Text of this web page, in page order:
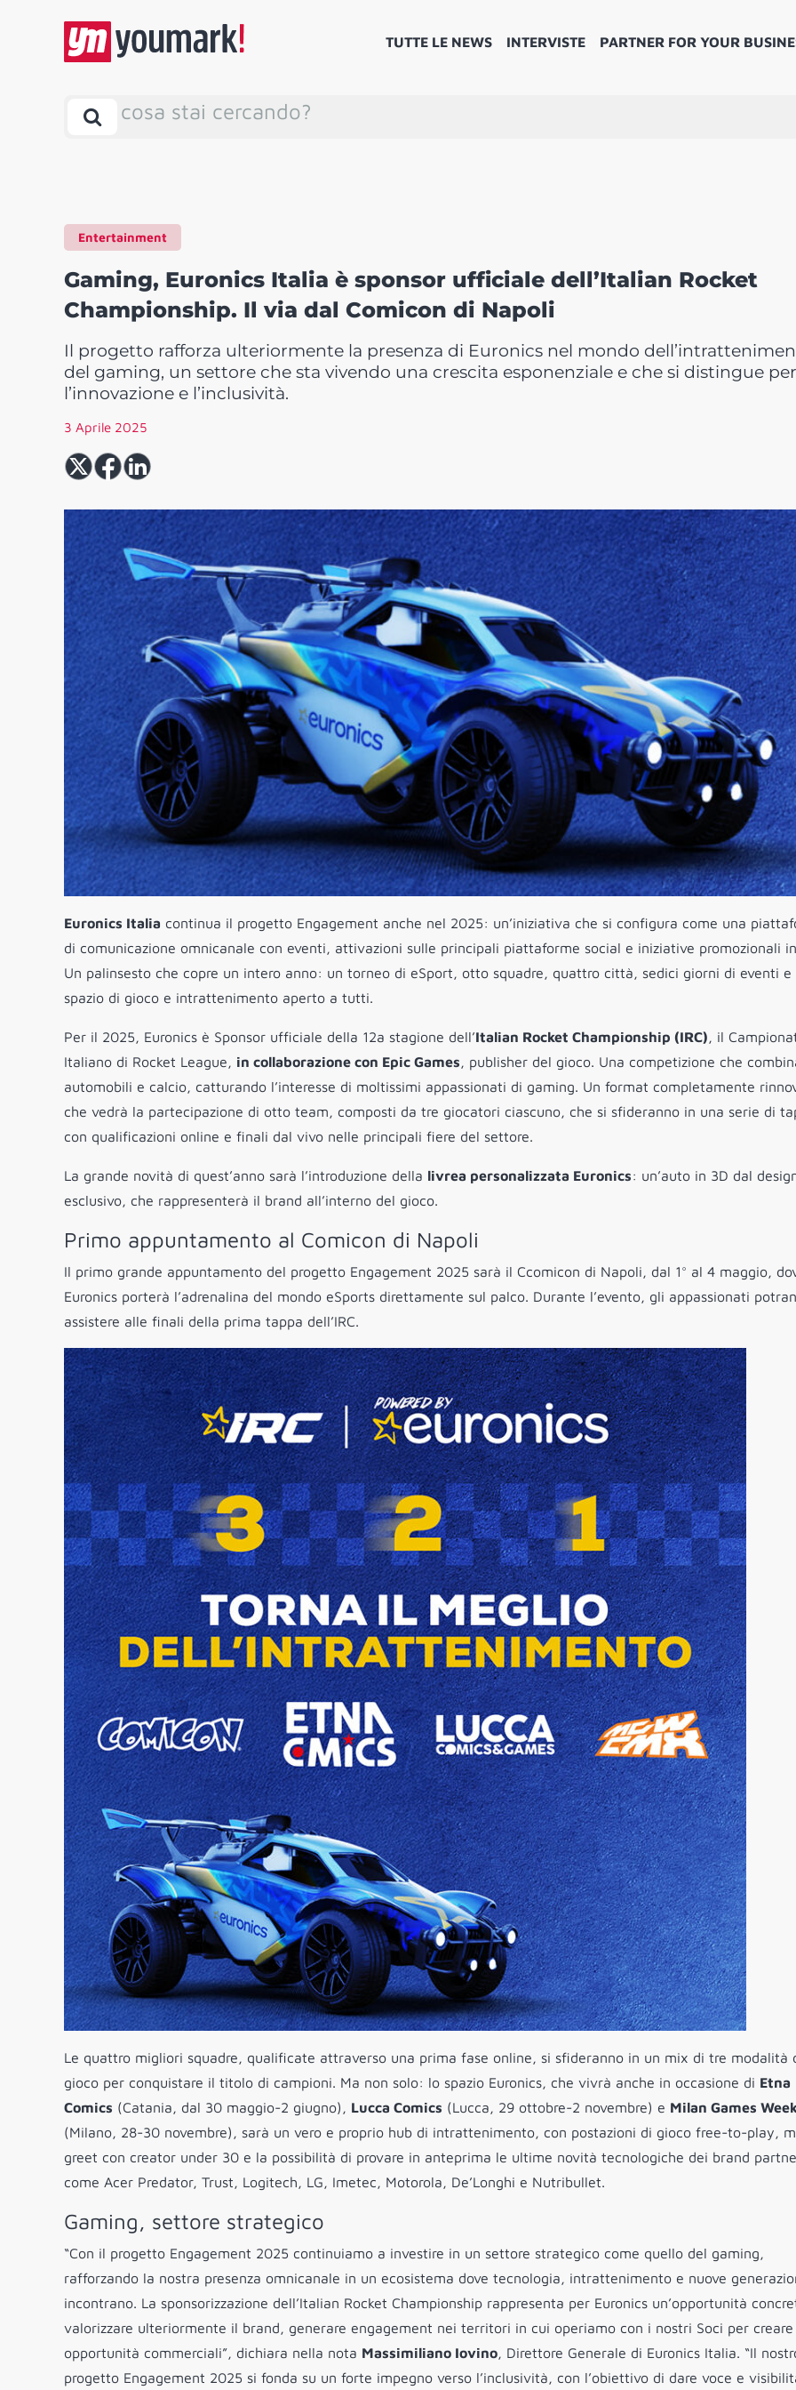
TUTTE LE NEWS INTERVISTE PARTNER FOR YOUR
cosa stai cercando?
Entertainment
Gaming, Euronics Italia è sponsor ufficiale dell’Italian Rocket
Championship. Il via dal Comicon di Napoli
Il progetto rafforza ulteriormente la presenza di Euronics nel mondo
del gaming, un settore che sta vivendo una crescita esponenziale e che si distingue per
l’innovazione e l’inclusività.
3 Aprile 2025
Euronics Italia continua il progetto Engagement anche nel 2025: un’iniziativa che si configura come una
di comunicazione omnicanale con eventi, attivazioni sulle principali piattaforme social e iniziative promozionali
Un palinsesto che copre un intero anno: un torneo di eSport, otto squadre, quattro città, sedici giorni di eventi e
spazio di gioco e intrattenimento aperto a tutti.
Per il 2025, Euronics è Sponsor ufficiale della 12a stagione dell’Italian Rocket Championship (IRC), il
Italiano di Rocket League, in collaborazione con Epic Games, publisher del gioco. Una competizione che
automobili e calcio, catturando l’interesse di moltissimi appassionati di gaming. Un format completamente
che vedrà la partecipazione di otto team, composti da tre giocatori ciascuno, che si sfideranno in una serie di
con qualificazioni online e finali dal vivo nelle principali fiere del settore.
La grande novità di quest’anno sarà l’introduzione della livrea personalizzata Euronics: un’auto in 3D dal
esclusivo, che rappresenterà il brand all’interno del gioco.
Primo appuntamento al Comicon di Napoli
Il primo grande appuntamento del progetto Engagement 2025 sarà il Ccomicon di Napoli, dal 1° al 4 maggio,
Euronics porterà l’adrenalina del mondo eSports direttamente sul palco. Durante l’evento, gli appassionati
assistere alle finali della prima tappa dell’IRC.
Le quattro migliori squadre, qualificate attraverso una prima fase online, si sfideranno in un mix di tre modalità
gioco per conquistare il titolo di campioni. Ma non solo: lo spazio Euronics, che vivrà anche in occasione di Etna
Comics (Catania, dal 30 maggio-2 giugno), Lucca Comics (Lucca, 29 ottobre-2 novembre) e Milan Games
(Milano, 28-30 novembre), sarà un vero e proprio hub di intrattenimento, con postazioni di gioco free-to-play,
greet con creator under 30 e la possibilità di provare in anteprima le ultime novità tecnologiche dei brand
come Acer Predator, Trust, Logitech, LG, Imetec, Motorola, De’Longhi e Nutribullet.
Gaming, settore strategico
“Con il progetto Engagement 2025 continuiamo a investire in un settore strategico come quello del gaming,
rafforzando la nostra presenza omnicanale in un ecosistema dove tecnologia, intrattenimento e nuove
incontrano. La sponsorizzazione dell’Italian Rocket Championship rappresenta per Euronics un’opportunità
valorizzare ulteriormente il brand, generare engagement nei territori in cui operiamo con i nostri Soci per creare
opportunità commerciali”, dichiara nella nota Massimiliano Iovino, Direttore Generale di Euronics Italia. “Il
progetto Engagement 2025 si fonda su un forte impegno verso l’inclusività, con l’obiettivo di dare voce e